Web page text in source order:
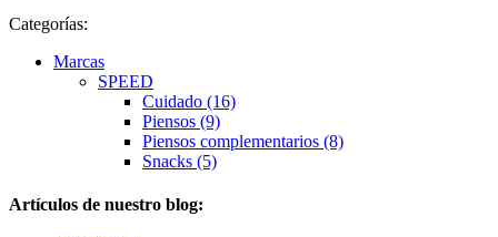
Categorías:
Marcas
SPEED
Cuidado (16)
Piensos (9)
Piensos complementarios (8)
Snacks (5)
Artículos de nuestro blog: